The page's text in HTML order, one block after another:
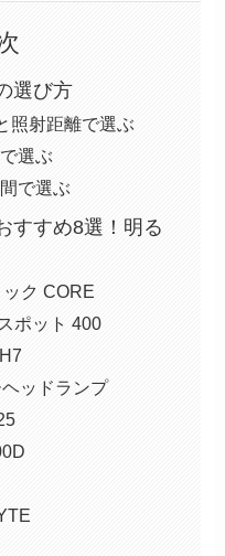
選び方
照射距離で選ぶ
選ぶ
で選ぶ
すすめ8選！明る
ク CORE
ポット 400
ッドランプ